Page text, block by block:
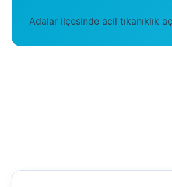
Adalar ilçesinde acil tıkanıklık